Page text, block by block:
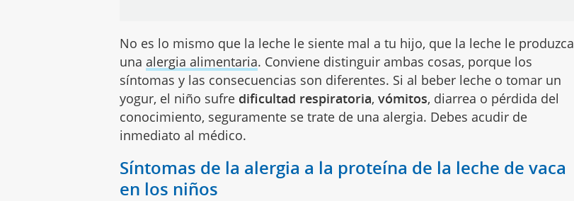
No es lo mismo que la leche le siente mal a tu hijo, que la leche le produzca
una alergia alimentaria. Conviene distinguir ambas cosas, porque los
síntomas y las consecuencias son diferentes. Si al beber leche o tomar un
yogur, el niño sufre dificultad respiratoria,vómitos, diarrea o pérdida del
conocimiento, seguramente se trate de una alergia. Debes acudir de
inmediato al médico.
Síntomas de la alergia a la proteína de la leche de vaca
en los niños